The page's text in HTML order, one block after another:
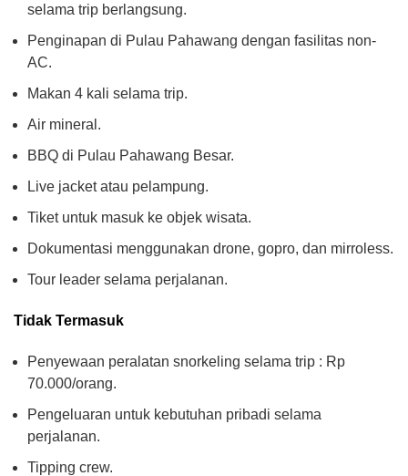
selama trip berlangsung.
Penginapan di Pulau Pahawang dengan fasilitas non-
AC.
Makan 4 kali selama trip.
Air mineral.
BBQ di Pulau Pahawang Besar.
Live jacket atau pelampung.
Tiket untuk masuk ke objek wisata.
Dokumentasi menggunakan drone, gopro, dan mirroless.
Tour leader selama perjalanan.
Tidak Termasuk
Penyewaan peralatan snorkeling selama trip : Rp
70.000/orang.
Pengeluaran untuk kebutuhan pribadi selama
perjalanan.
Tipping crew.